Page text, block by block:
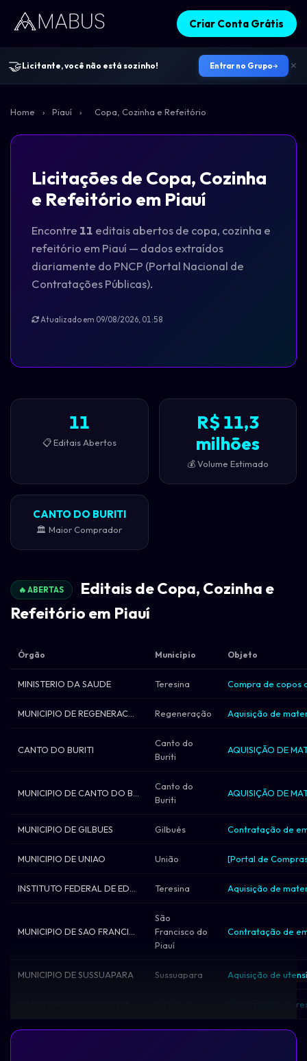
Criar Conta Grátis
🤝Licitante, você não está sozinho! Entrar no Grupo
Home › Piauí › Copa, Cozinha e Refeitório
Licitações de Copa, Cozinha
e Refeitório em Piauí
Encontre 11 editais abertos de copa, cozinha e
refeitório em Piauí — dados extraídos
diariamente do PNCP (Portal Nacional de
Contratações Públicas).
Atualizado em 09/08/2026, 01:58
11
📋 Editais Abertos
R$ 11,3
milhões
💰 Volume Estimado
CANTO DO BURITI
🏛️ Maior Comprador
🔥 ABERTAS
Editais de Copa, Cozinha e
Refeitório em Piauí
Órgão Município Objeto
MINISTERIO DA SAUDE Teresina Compra de copos
Regeneração
CANTO DO BURITI
Canto do
Buriti
Canto do
Buriti
MUNICIPIO DE GILBUES Gilbués
MUNICIPIO DE UNIAO União
Teresina
São
Francisco do
Piauí
MUNICIPIO DE SUSSUAPARA Sussuapara